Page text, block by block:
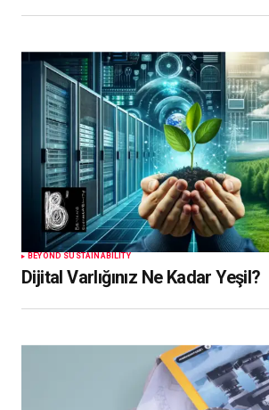
BEYOND SUSTAINABILITY
Dijital Varlığınız Ne Kadar Yeşil?